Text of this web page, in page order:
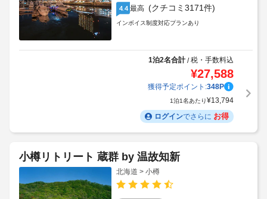
4.4 最高 (クチコミ3171件)
インボイス制度対応プランあり
1泊2名合計/税・手数料込
¥27,588
獲得予定ポイント:348P
1泊1名あたり¥13,794
ログインでさらに お得
小樽リトリート 蔵群 by 温故知新
北海道 > 小樽